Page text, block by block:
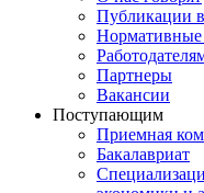
Публикации
Нормативные
Партнеры
Вакансии
Поступающим
Приемная
Бакалавриат